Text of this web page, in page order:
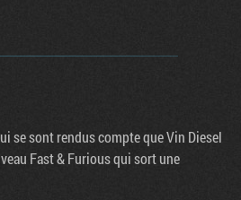
se sont rendus compte que Vin Diesel
Fast & Furious qui sort une